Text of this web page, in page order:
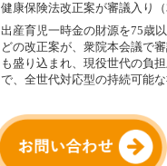
健康保険法改正案が審議入り
出産育児一時金の財源を75歳
どの改正案が、衆院本会議で
も盛り込まれ、現役世代の負
で、全世代対応型の持続可能